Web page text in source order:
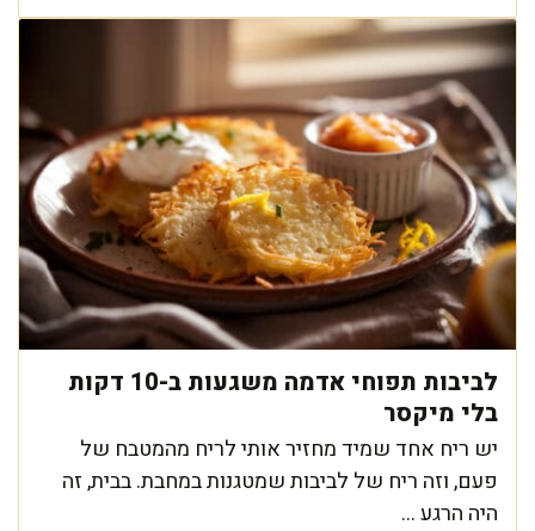
לביבות תפוחי אדמה משגעות ב-10 דקות
בלי מיקסר
יש ריח אחד שמיד מחזיר אותי לריח מהמטבח של
פעם, וזה ריח של לביבות שמטגנות במחבת. בבית, זה
היה הרגע ...